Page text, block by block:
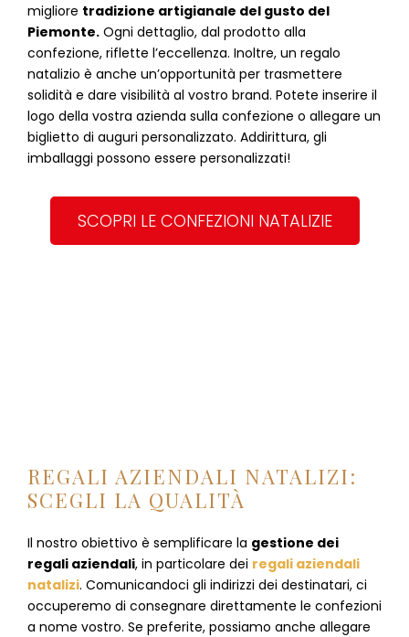
migliore tradizione artigianale del gusto del
Piemonte. Ogni dettaglio, dal prodotto alla
confezione, riflette l’eccellenza. Inoltre, un regalo
natalizio è anche un’opportunità per trasmettere
solidità e dare visibilità al vostro brand. Potete inserire il
logo della vostra azienda sulla confezione o allegare un
biglietto di auguri personalizzato. Addirittura, gli
imballaggi possono essere personalizzati!
SCOPRI LE CONFEZIONI NATALIZIE
REGALI AZIENDALI NATALIZI:
SCEGLI LA QUALITÀ
Il nostro obiettivo è semplificare la gestione dei
regali aziendali, in particolare dei regali aziendali
natalizi. Comunicandoci gli indirizzi dei destinatari, ci
occuperemo di consegnare direttamente le confezioni
a nome vostro. Se preferite, possiamo anche allegare